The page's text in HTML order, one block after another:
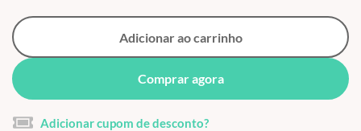
Adicionar ao carrinho
Comprar agora
Adicionar cupom de desconto?